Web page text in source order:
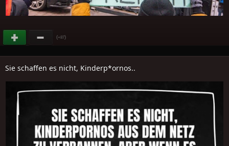
(+87)
Sie schaffen es nicht, Kinderp*ornos..